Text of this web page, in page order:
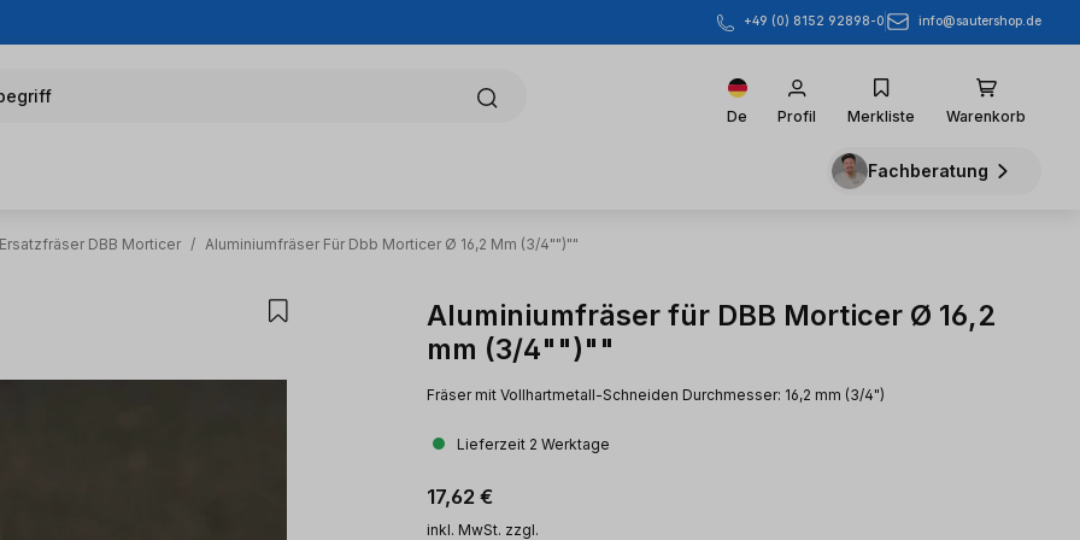
+49 (0) 8152 92898-0 info@sautershop.de
De Profil Merkliste Warenkorb
Fachberatung
Ersatzfräser DBB Morticer / Aluminiumfräser Für Dbb Morticer Ø 16,2 Mm (3/4"")""
Aluminiumfräser für DBB Morticer Ø 16,2
mm (3/4"")""
Fräser mit Vollhartmetall-Schneiden Durchmesser: 16,2 mm (3/4")
Lieferzeit 2 Werktage
Regulärer Preis:
17,62 €
inkl. MwSt. zzgl.